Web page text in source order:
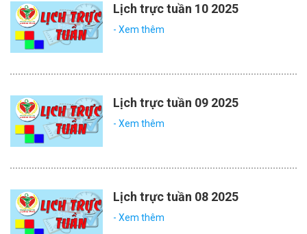
Lịch trực tuần 10 2025
- Xem thêm
Lịch trực tuần 09 2025
- Xem thêm
Lịch trực tuần 08 2025
- Xem thêm